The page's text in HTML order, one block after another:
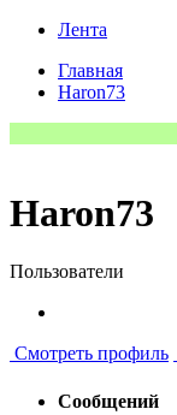
Лента
Главная
Haron73
Haron73
Пользователи
Смотреть профиль
Сообщений